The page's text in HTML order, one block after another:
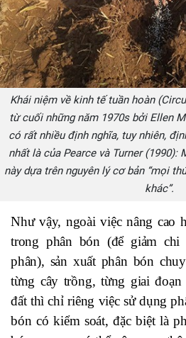
Khái niệm về kinh tế tuần hoàn
từ cuối những năm 1970s bởi Ellen
có rất nhiều định nghĩa, tuy nhiên,
nhất là của Pearce và Turner (1990):
này dựa trên nguyên lý cơ bản “mọi
khác”.
Như vậy, ngoài việc nâng cao
trong phân bón (để giảm
phân), sản xuất phân bón
từng cây trồng, từng giai
đất thì chỉ riêng việc sử dụng
bón có kiểm soát, đặc biệt là